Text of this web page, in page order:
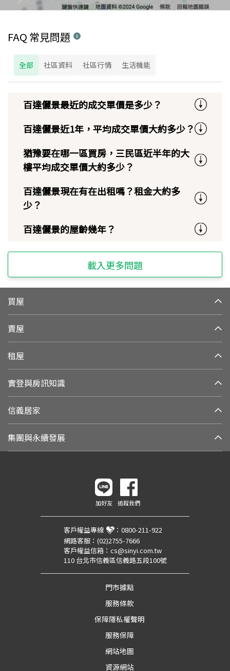
FAQ 常見問題
全部 社區資料 社區行情 生活機能
百達儷景最近的成交單價是多少？
百達儷景近1年，平均成交單價大約多少？
猶豫要在哪一區買房，三民區近半年的大
樓平均成交單價大約多少？
百達儷景現在有在出租嗎？租金大約多
少？
百達儷景的屋齡幾年？
載入更多問題
買屋
賣屋
租屋
實登與房訊知識
信義居家
集團與永續發展
加好友 追蹤我們
客戶權益專線 ： 0800-211-922
網路客服： (02)2755-7666
客戶權益信箱： cs@sinyi.com.tw
110 台北市信義區信義路五段100號
門市據點
服務條款
保障隱私權聲明
服務保障
網站地圖
資源網站